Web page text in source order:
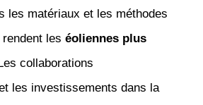
les matériaux et les méthodes
les éoliennes plus
collaborations
les investissements dans la